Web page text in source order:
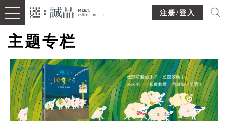
注册/登入
主题专栏